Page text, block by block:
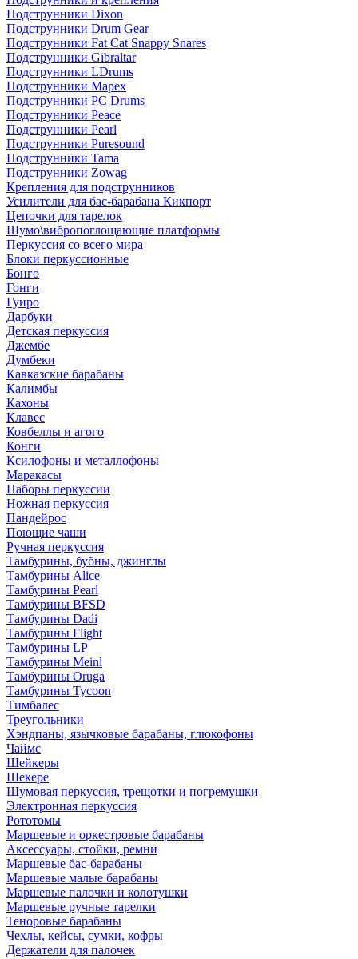
Подструнники Dixon
Подструнники Drum Gear
Подструнники Fat Cat Snappy Snares
Подструнники Gibraltar
Подструнники LDrums
Подструнники Mapex
Подструнники PC Drums
Подструнники Peace
Подструнники Pearl
Подструнники Puresound
Подструнники Tama
Подструнники Zowag
Крепления для подструнников
Усилители для бас-барабана Кикпорт
Цепочки для тарелок
Шумо\вибропоглощающие платформы
Перкуссия со всего мира
Блоки перкуссионные
Бонго
Гонги
Гуиро
Дарбуки
Детская перкуссия
Джембе
Думбеки
Кавказские барабаны
Калимбы
Кахоны
Клавес
Ковбеллы и агого
Конги
Ксилофоны и металлофоны
Маракасы
Наборы перкуссии
Ножная перкуссия
Пандейрос
Поющие чаши
Ручная перкуссия
Тамбурины, бубны, джинглы
Тамбурины Alice
Тамбурины Pearl
Тамбурины BFSD
Тамбурины Dadi
Тамбурины Flight
Тамбурины LP
Тамбурины Meinl
Тамбурины Oruga
Тамбурины Tycoon
Тимбалес
Треугольники
Хэндпаны, язычковые барабаны, глюкофоны
Чаймс
Шейкеры
Шекере
Шумовая перкуссия, трещотки и погремушки
Электронная перкуссия
Рототомы
Маршевые и оркестровые барабаны
Аксессуары, стойки, ремни
Маршевые бас-барабаны
Маршевые малые барабаны
Маршевые палочки и колотушки
Маршевые ручные тарелки
Теноровые барабаны
Чехлы, кейсы, сумки, кофры
Держатели для палочек